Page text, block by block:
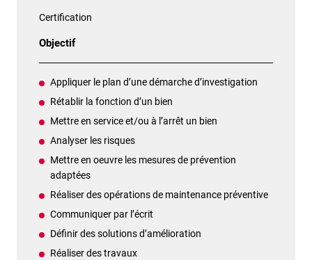
Certification
Objectif
Appliquer le plan d’une démarche d’investigation
Rétablir la fonction d’un bien
Mettre en service et/ou à l’arrêt un bien
Analyser les risques
Mettre en oeuvre les mesures de prévention
adaptées
Réaliser des opérations de maintenance préventive
Communiquer par l’écrit
Définir des solutions d’amélioration
Réaliser des travaux